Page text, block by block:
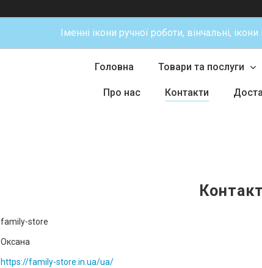
Іменні ікони ручної роботи, вінчальні,
Головна Товари та послуги
Про нас Контакти
family-store
Оксана
https://family-store.in.ua/ua/